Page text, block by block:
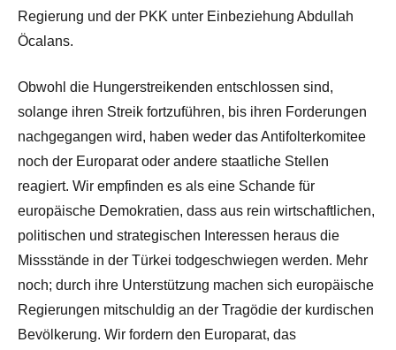
Regierung und der PKK unter Einbeziehung Abdullah
Öcalans.
Obwohl die Hungerstreikenden entschlossen sind,
solange ihren Streik fortzuführen, bis ihren Forderungen
nachgegangen wird, haben weder das Antifolterkomitee
noch der Europarat oder andere staatliche Stellen
reagiert. Wir empfinden es als eine Schande für
europäische Demokratien, dass aus rein wirtschaftlichen,
politischen und strategischen Interessen heraus die
Missstände in der Türkei todgeschwiegen werden. Mehr
noch; durch ihre Unterstützung machen sich europäische
Regierungen mitschuldig an der Tragödie der kurdischen
Bevölkerung. Wir fordern den Europarat, das